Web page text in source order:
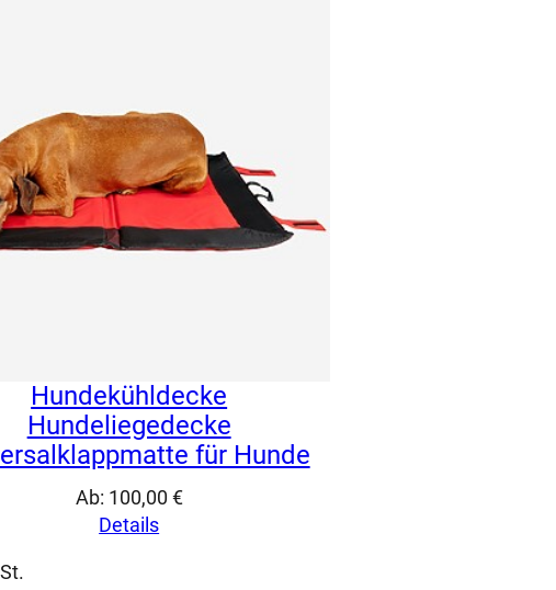
Hundekühldecke
Hundeliegedecke
für Hunde
Ab: 100,00 €
Details